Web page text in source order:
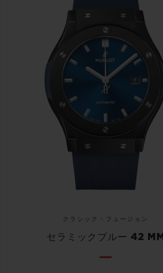
クラシック・フュージョン
セラミックブルー 42 MM